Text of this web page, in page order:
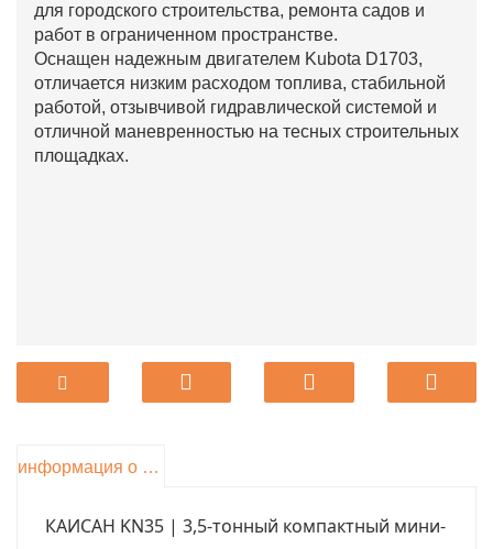
для городского строительства, ремонта садов и
работ в ограниченном пространстве.
Оснащен надежным двигателем Kubota D1703,
отличается низким расходом топлива, стабильной
работой, отзывчивой гидравлической системой и
отличной маневренностью на тесных строительных
площадках.
информация о продукте
КАИСАН KN35 | 3,5-тонный компактный мини-